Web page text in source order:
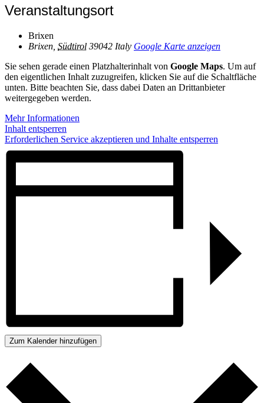
Veranstaltungsort
Brixen
Brixen Südtirol 39042 Italy Google Karte anzeigen
Sie sehen gerade einen Platzhalterinhalt von Google Maps. Um auf
den eigentlichen Inhalt zuzugreifen, klicken Sie auf die Schaltfläche
unten. Bitte beachten Sie, dass dabei Daten an Drittanbieter
weitergegeben werden.
Mehr Informationen
Inhalt entsperren
Erforderlichen Service akzeptieren und Inhalte entsperren
Zum Kalender hinzufügen